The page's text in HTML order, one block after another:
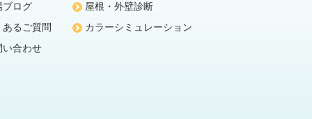
ブログ
あるご質問
い合わせ
屋根・外壁診断
カラーシミュレーション